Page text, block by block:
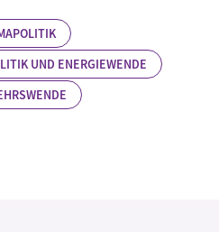
UND ENERGIEWENDE